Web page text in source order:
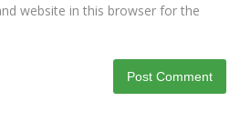
website in this browser for the